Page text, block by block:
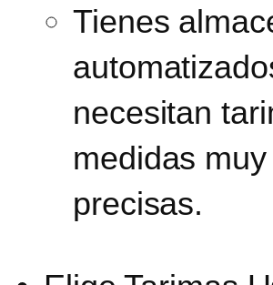
Tienes
necesitan
medidas muy
precisas.